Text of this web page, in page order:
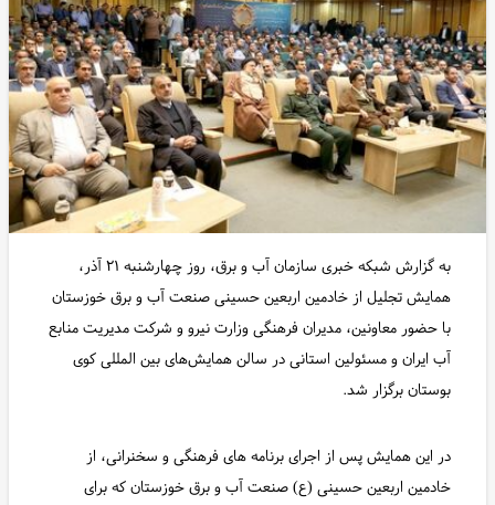
به گزارش شبکه خبری سازمان آب و برق، روز چهارشنبه ۲۱ آذر،
همایش تجلیل از خادمین اربعین حسینی صنعت آب و برق خوزستان
با حضور معاونین، مدیران فرهنگی وزارت نیرو و شرکت مدیریت منابع
آب ایران و مسئولین استانی در سالن همایش‌های بین المللی کوی
بوستان برگزار شد.
در این همایش پس از اجرای برنامه های فرهنگی و سخنرانی، از
خادمین اربعین حسینی (ع) صنعت آب و برق خوزستان که برای